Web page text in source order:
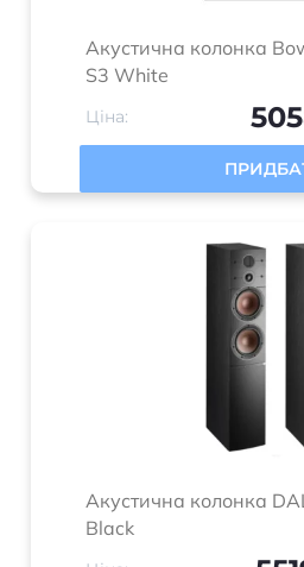
Акустична колонка
S3 White
Ціна:
Акустична колонка
Black